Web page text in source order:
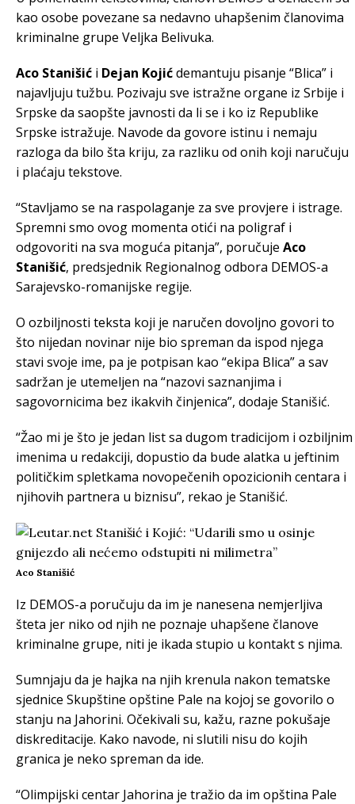
kao osobe povezane sa nedavno uhapšenim članovima
kriminalne grupe Veljka Belivuka.
Aco Stanišić i Dejan Kojićdemantuju pisanje “Blica” i
najavljuju tužbu. Pozivaju sve istražne organe iz Srbije i
Srpske da saopšte javnosti da li se i ko iz Republike
Srpske istražuje. Navode da govore istinu i nemaju
razloga da bilo šta kriju, za razliku od onih koji naručuju
i plaćaju tekstove.
“Stavljamo se na raspolaganje za sve provjere i istrage.
Spremni smo ovog momenta otići na poligraf i
odgovoriti na sva moguća pitanja”, poručuje Aco
Stanišić, predsjednik Regionalnog odbora DEMOS-a
Sarajevsko-romanijske regije.
O ozbiljnosti teksta koji je naručen dovoljno govori to
što nijedan novinar nije bio spreman da ispod njega
stavi svoje ime, pa je potpisan kao “ekipa Blica” a sav
sadržan je utemeljen na “nazovi saznanjima i
sagovornicima bez ikakvih činjenica”, dodaje Stanišić.
“Žao mi je što je jedan list sa dugom tradicijom i ozbiljnim
imenima u redakciji, dopustio da bude alatka u jeftinim
političkim spletkama novopečenih opozicionih centara i
njihovih partnera u biznisu”, rekao je Stanišić.
Aco Stanišić
Iz DEMOS-a poručuju da im je nanesena nemjerljiva
šteta jer niko od njih ne poznaje uhapšene članove
kriminalne grupe, niti je ikada stupio u kontakt s njima.
Sumnjaju da je hajka na njih krenula nakon tematske
sjednice Skupštine opštine Pale na kojoj se govorilo o
stanju na Jahorini. Očekivali su, kažu, razne pokušaje
diskreditacije. Kako navode, ni slutili nisu do kojih
granica je neko spreman da ide.
“Olimpijski centar Jahorina je tražio da im opština Pale